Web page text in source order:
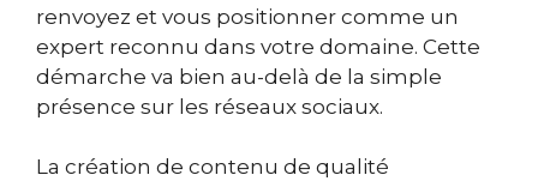
renvoyez et vous positionner comme un
expert reconnu dans votre domaine. Cette
démarche va bien au-delà de la simple
présence sur les réseaux sociaux.
La création de contenu de qualité